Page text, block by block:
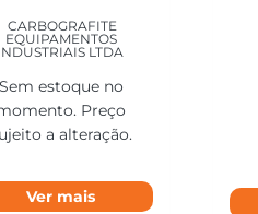
CARBOGRAFITE
EQUIPAMENTOS
LTDA
estoque no
Preço
a alteração.
Ver mais